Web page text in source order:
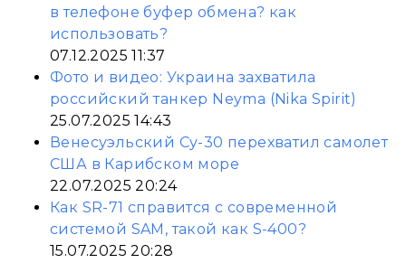
в телефоне буфер обмена? как
использовать?
07.12.2025 11:37
Фото и видео: Украина захватила
российский танкер Neyma (Nika Spirit)
25.07.2025 14:43
Венесуэльский Су-30 перехватил самолет
США в Карибском море
22.07.2025 20:24
Как SR-71 справится с современной
системой SAM, такой как S-400?
15.07.2025 20:28